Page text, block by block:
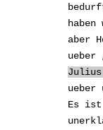
aber
ueber
ueber
Es ist